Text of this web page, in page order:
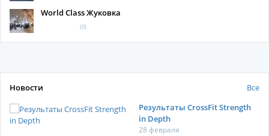
World Class Жуковка
(0)
Новости
Все
Результаты CrossFit Strength
in Depth
28 февраля